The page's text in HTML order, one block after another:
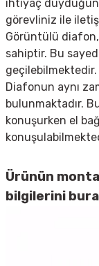
ihtiyaç
görevliniz ile
Görüntülü
sahiptir. Bu
geçilebilmektedir.
Diafonun aynı
bulunmaktadır.
konuşurken el
Ürünün
bilgilerini